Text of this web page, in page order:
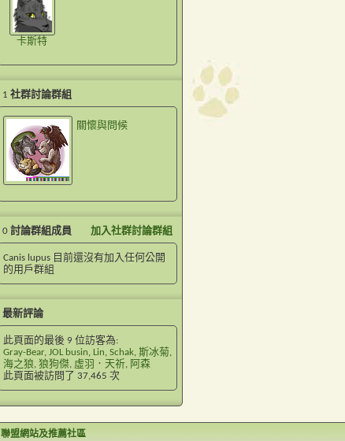
卡斯特
1 社群討論群組
關懷與問候
加入社群討論群組
0 討論群組成員
Canis lupus 目前還沒有加入任何公開
的用戶群組
最新評論
此頁面的最後 9 位訪客為:
Gray-Bear, JOL busin, Lin, Schak, 斯冰菊,
海之狼, 狼狗傑, 虛羽．天祈, 阿森
此頁面被訪問了 37,465 次
聯盟網站及推薦社區